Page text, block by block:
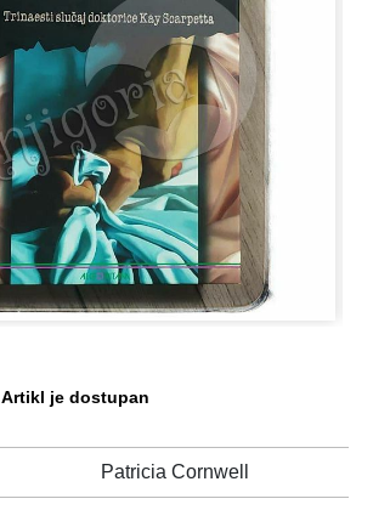
Artikl je dostupan
Patricia Cornwell